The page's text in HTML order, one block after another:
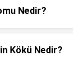
Nedir?
Kökü Nedir?